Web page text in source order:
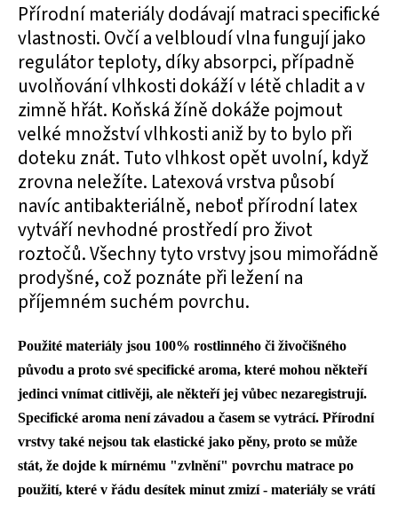
Přírodní materiály dodávají matraci specifické
vlastnosti. Ovčí a velbloudí vlna fungují jako
regulátor teploty, díky absorpci, případně
uvolňování vlhkosti dokáží v létě chladit a v
zimně hřát. Koňská žíně dokáže pojmout
velké množství vlhkosti aniž by to bylo při
doteku znát. Tuto vlhkost opět uvolní, když
zrovna neležíte. Latexová vrstva působí
navíc antibakteriálně, neboť přírodní latex
vytváří nevhodné prostředí pro život
roztočů. Všechny tyto vrstvy jsou mimořádně
prodyšné, což poznáte při ležení na
příjemném suchém povrchu.
Použité materiály jsou 100% rostlinného či živočišného
původu a proto své specifické aroma, které mohou někteří
jedinci vnímat citlivěji, ale někteří jej vůbec nezaregistrují.
Specifické aroma není závadou a časem se vytrácí. Přírodní
vrstvy také nejsou tak elastické jako pěny, proto se může
stát, že dojde k mírnému "zvlnění" povrchu matrace po
použití, které v řádu desítek minut zmizí - materiály se vrátí